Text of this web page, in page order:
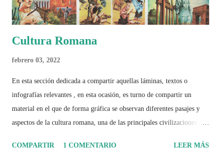
Cultura Romana
febrero 03, 2022
En esta sección dedicada a compartir aquellas láminas, textos o
infografías relevantes , en esta ocasión, es turno de compartir un
material en el que de forma gráfica se observan diferentes pasajes y
aspectos de la cultura romana, una de las principales civilizaciones que
COMPARTIR
1 COMENTARIO LEER MÁS